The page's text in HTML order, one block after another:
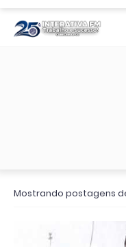
Mostrando postagens